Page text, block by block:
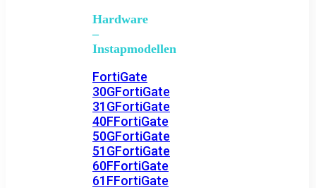
Hardware
–
Instapmodellen
FortiGate
30GFortiGate
31GFortiGate
40FFortiGate
50GFortiGate
51GFortiGate
60FFortiGate
61FFortiGate